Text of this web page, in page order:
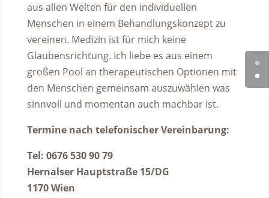
aus allen Welten für den individuellen
Menschen in einem Behandlungskonzept zu
vereinen. Medizin ist für mich keine
Glaubensrichtung. Ich liebe es aus einem
großen Pool an therapeutischen Optionen mit
den Menschen gemeinsam auszuwählen was
sinnvoll und momentan auch machbar ist.
Termine nach telefonischer Vereinbarung:
Tel: 0676 530 90 79
Hernalser Hauptstraße 15/DG
1170 Wien